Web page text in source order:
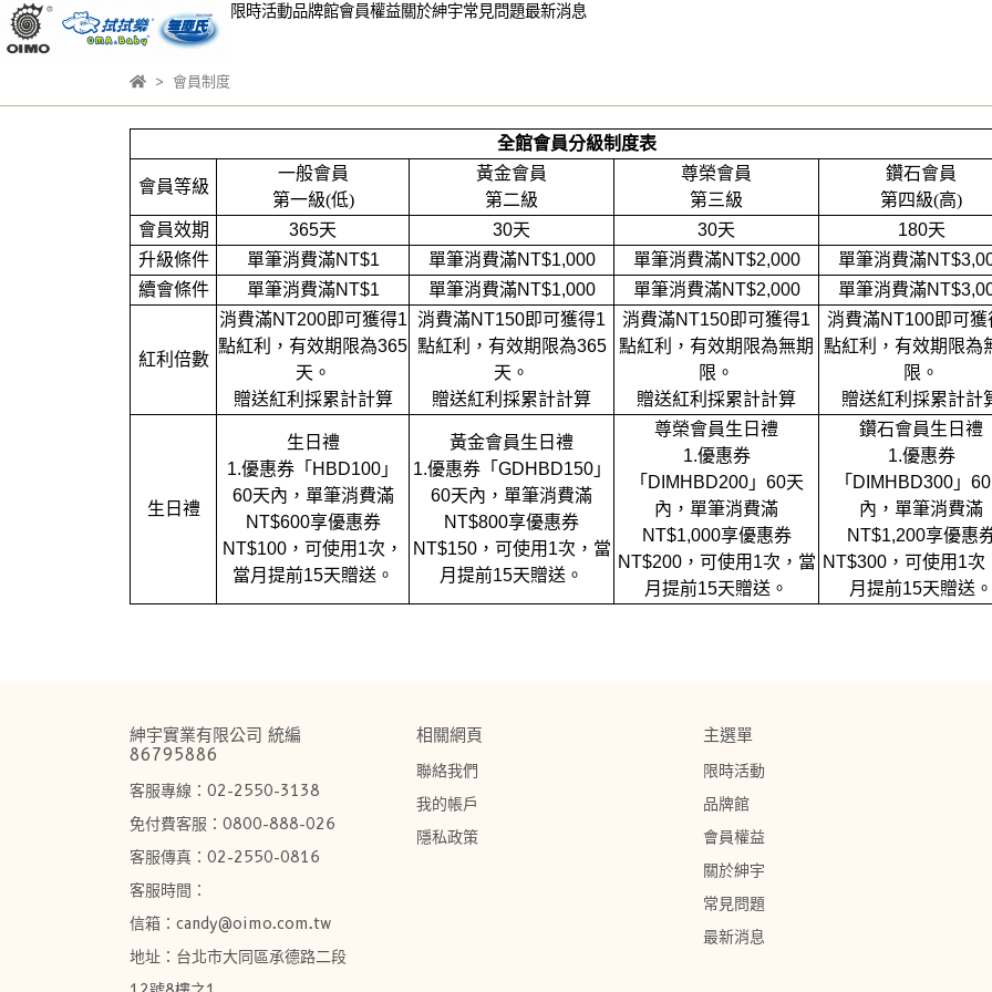
限時活動品牌館會員權益關於紳宇常見問題最新消息
會員制度
全館會員分級制度表
會員等級
一般會員
第一級(低)
黃金會員
第二級
尊榮會員
第三級
鑽石會員
第四級(高)
會員效期
365天 30天 30天 180天
升級條件
單筆消費滿NT$1 單筆消費滿NT$1,000 單筆消費滿NT$2,000 單筆消費滿
續會條件
單筆消費滿NT$1 單筆消費滿NT$1,000 單筆消費滿NT$2,000 單筆消費滿
紅利倍數
消費滿NT200即可獲得1
點紅利，有效期限為365
天。
贈送紅利採累計計算
消費滿NT150即可獲得1
點紅利，有效期限為365
天。
贈送紅利採累計計算
消費滿NT150即可獲得1
點紅利，有效期限為無期
限 。
贈送紅利採累計計算
消費滿NT100即可獲
點紅利，有效期限為
限 。
贈送紅利採累計計
生日禮
生日禮
1.優惠券「 HBD100 」
60天內，單筆消費滿
NT$600享優惠券
NT$100 ， 可使用 1次，
當月提前15天贈送。
黃金會員生日禮
1.優惠券「 GDHBD150」
60天內，單筆消費滿
NT$800享優惠券
NT$150， 可使用 1次，當
月提前15天贈送。
尊榮會員生日禮
1.優惠券
「 DIMHBD200」 60天
內，單筆消費滿
NT$1,000享優惠券
NT$200， 可使用 1次，當
月提前15天贈送。
鑽石會員生日禮
1.優惠券
「 DIMHBD300」 60
內，單筆消費滿
NT$1,200享優惠
NT$300， 可使用 1次
月提前15天贈送。
紳宇實業有限公司 統編
86795886
客服專線：02-2550-3138
免付費客服：0800-888-026
客服傳真：02-2550-0816
客服時間：
信箱：candy@oimo.com.tw​
地址：台北市大同區承德路二段
相關網頁
聯絡我們
我的帳戶
隱私政策
主選單
限時活動
品牌館
會員權益
關於紳宇
常見問題
最新消息